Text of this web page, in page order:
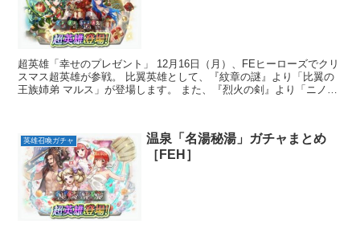
超英雄「幸せのプレゼント」 12月16日（月）、FEヒーローズでクリ
スマス超英雄が参戦。 比翼英雄として、『紋章の謎』より「比翼の
王族姉弟 マルス」が登場します。 また、『烈火の剣』より「ニノ」
英雄召喚ガチャ
温泉「名湯秘湯」ガチャまとめ
［FEH］